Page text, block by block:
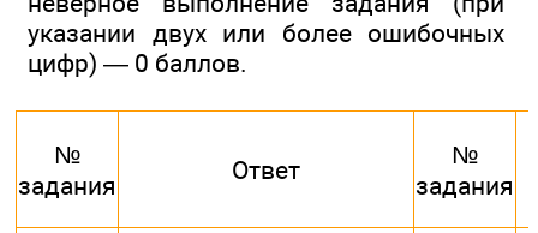
указании двух или более ошибочных
цифр) — 0 баллов.
№
задания
Ответ
№
задания